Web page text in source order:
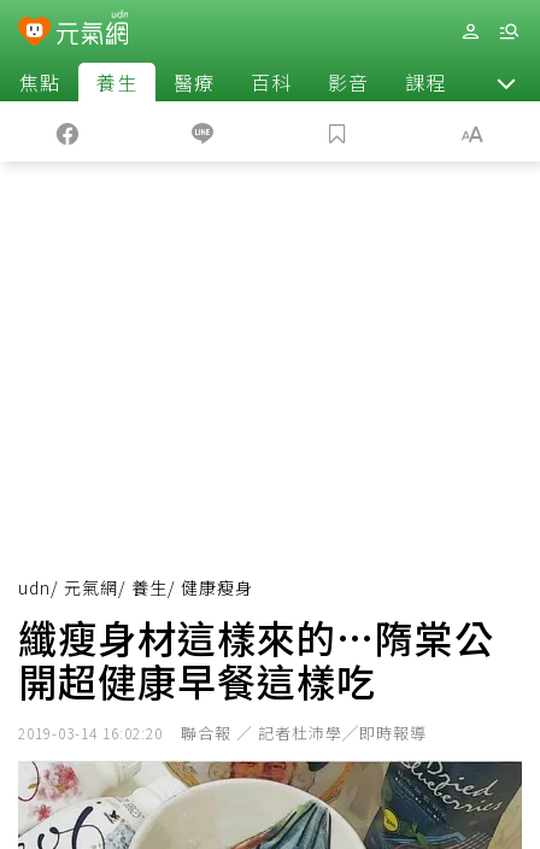
焦點 養生 醫療 百科 影音 課程 退休
udn/ 元氣網/ 養生/ 健康瘦身
纖瘦身材這樣來的…隋棠公
開超健康早餐這樣吃
2019-03-14 16:02:20 聯合報 ／ 記者杜沛學╱即時報導